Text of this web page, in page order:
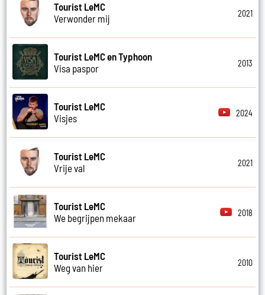
Tourist LeMC
Verwonder mij
2021
Tourist LeMC en Typhoon
Visa paspor
2013
Tourist LeMC
Visjes
2024
Tourist LeMC
Vrije val
2021
Tourist LeMC
We begrijpen mekaar
2018
Tourist LeMC
Weg van hier
2010